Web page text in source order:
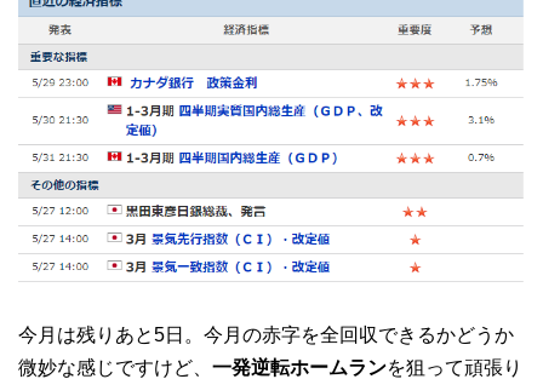
今月は残りあと5日。今月の赤字を全回収できるかどうか
微妙な感じですけど、 一発逆転ホームランを狙って頑張り